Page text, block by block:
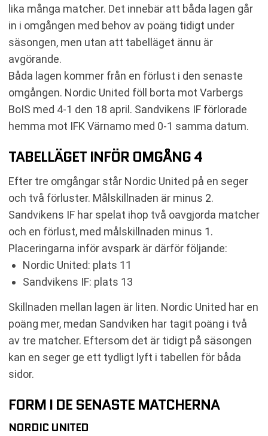
lika många matcher. Det innebär att båda lagen går
in i omgången med behov av poäng tidigt under
säsongen, men utan att tabelläget ännu är
avgörande.
Båda lagen kommer från en förlust i den senaste
omgången. Nordic United föll borta mot Varbergs
BoIS med 4-1 den 18 april. Sandvikens IF förlorade
hemma mot IFK Värnamo med 0-1 samma datum.
TABELLÄGET INFÖR OMGÅNG 4
Efter tre omgångar står Nordic United på en seger
och två förluster. Målskillnaden är minus 2.
Sandvikens IF har spelat ihop två oavgjorda matcher
och en förlust, med målskillnaden minus 1.
Placeringarna inför avspark är därför följande:
Nordic United: plats 11
Sandvikens IF: plats 13
Skillnaden mellan lagen är liten. Nordic United har en
poäng mer, medan Sandviken har tagit poäng i två
av tre matcher. Eftersom det är tidigt på säsongen
kan en seger ge ett tydligt lyft i tabellen för båda
sidor.
FORM I DE SENASTE MATCHERNA
NORDIC UNITED